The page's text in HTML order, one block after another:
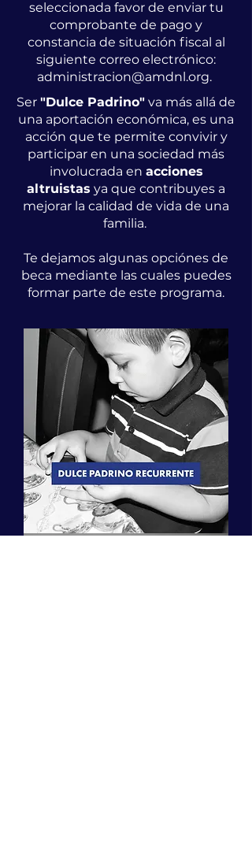
seleccionada favor de enviar tu
comprobante de pago y
constancia de situación fiscal al
siguiente correo electrónico:
administracion@amdnl.org.
Ser "Dulce Padrino" va más allá de
una aportación económica, es una
acción que te permite convivir y
participar en una sociedad más
involucrada en acciones
altruistas ya que contribuyes a
mejorar la calidad de vida de una
familia.
Te dejamos algunas opciónes de
beca mediante las cuales puedes
formar parte de este programa.
DULCE